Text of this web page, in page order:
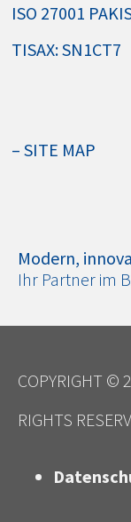
ISO 27001
TISAX: SN1CT7
– SITE MAP
Modern,
Ihr Partner im
COPYRIGHT ©
RIGHTS